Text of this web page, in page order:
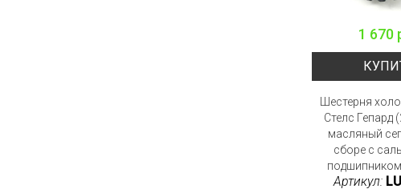
1 670
Шестерня
Стелс Гепард
масляный
сборе с
Артикул: